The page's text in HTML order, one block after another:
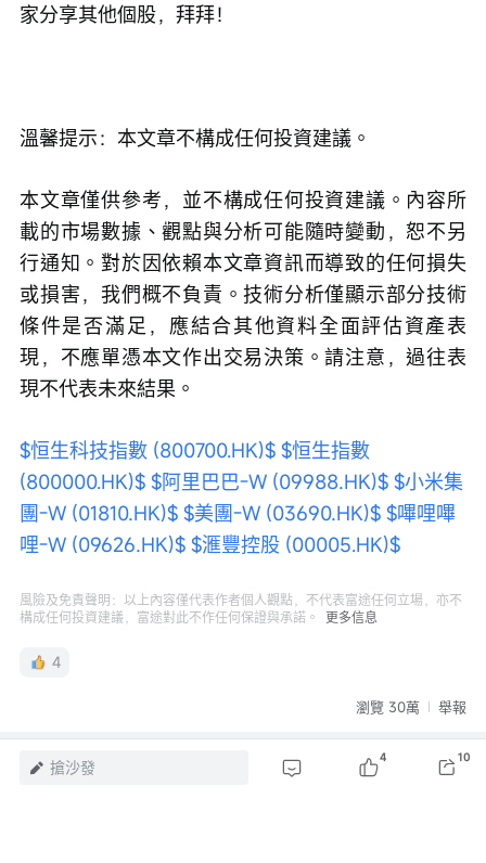
家分享其他個股，拜拜！
溫馨提示：本文章不構成任何投資建議。
本文章僅供參考，並不構成任何投資建議。內容所
載的市場數據、觀點與分析可能隨時變動，恕不另
行通知。對於因依賴本文章資訊而導致的任何損失
或損害，我們概不負責。技術分析僅顯示部分技術
條件是否滿足，應結合其他資料全面評估資產表
現，不應單憑本文作出交易決策。請注意，過往表
現不代表未來結果。
$恒生科技指數 (800700.HK)$ $恒生指數
(800000.HK)$ $阿里巴巴-W (09988.HK)$ $小米集
團-W (01810.HK)$ $美團-W (03690.HK)$ $嗶哩嗶
哩-W (09626.HK)$ $滙豐控股 (00005.HK)$
風險及免責聲明：以上內容僅代表作者個人觀點，不代表富途任何立場，亦不
構成任何投資建議，富途對此不作任何保證與承諾。
更多信息
4
瀏覽 30萬 舉報
評論搶沙發 4 10